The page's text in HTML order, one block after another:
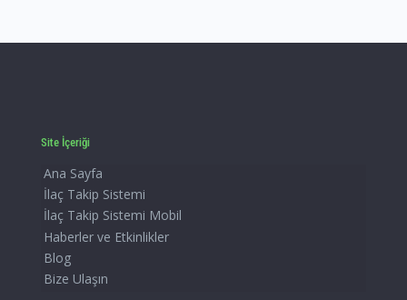
Site İçeriği
Ana Sayfa
İlaç Takip Sistemi
İlaç Takip Sistemi Mobil
Haberler ve Etkinlikler
Blog
Bize Ulaşın